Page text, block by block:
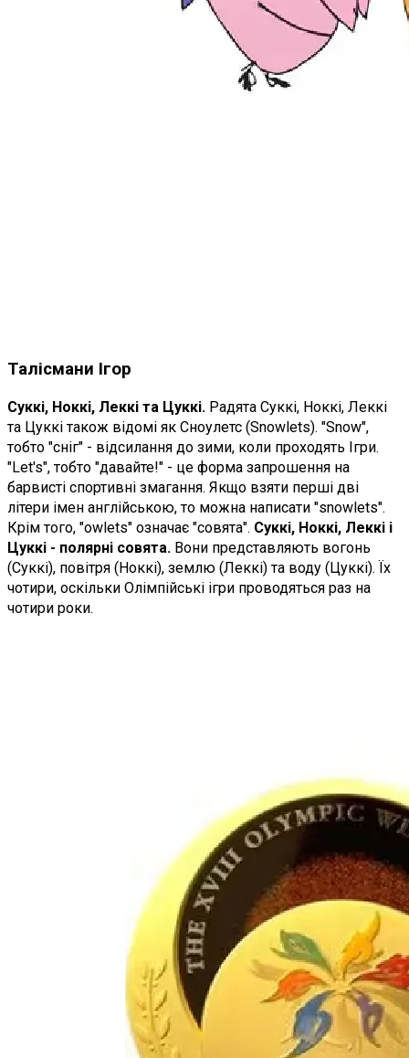
Талісмани Ігор
Суккі, Ноккі, Леккі та Цуккі. Радята Суккі, Ноккі, Леккі
та Цуккі також відомі як Сноулетс (Snowlets). "Snow",
тобто "сніг" - відсилання до зими, коли проходять Ігри.
"Let's", тобто "давайте!" - це форма запрошення на
барвисті спортивні змагання. Якщо взяти перші дві
літери імен англійською, то можна написати "snowlets".
Крім того, "owlets" означає "совята". Суккі, Ноккі, Леккі і
Цуккі - полярні совята. Вони представляють вогонь
(Суккі), повітря (Ноккі), землю (Леккі) та воду (Цуккі). Їх
чотири, оскільки Олімпійські ігри проводяться раз на
чотири роки.